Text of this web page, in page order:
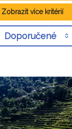
Zobrazit více kritérií
Doporučené